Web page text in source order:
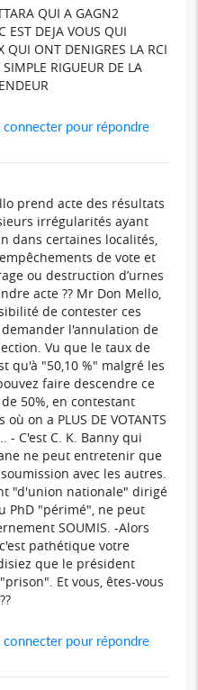
QUI A GAGN2
EST DEJA VOUS QUI
QUI ONT DENIGRES LA RCI
RIGUEUR DE LA
pour répondre
prend acte des résultats
irrégularités ayant
dans certaines localités,
de vote et
ou destruction d’urnes
acte ?? Mr Don Mello,
de contester ces
l'annulation de
Vu que le taux de
qu'à "50,10 %" malgré les
faire descendre ce
50%, en contestant
on a PLUS DE VOTANTS
- C'est C. K. Banny qui
ne peut entretenir que
avec les autres.
"d'union nationale" dirigé
PhD "périmé", ne peut
SOUMIS. -Alors
pathétique votre
que le président
Et vous, êtes-vous
pour répondre